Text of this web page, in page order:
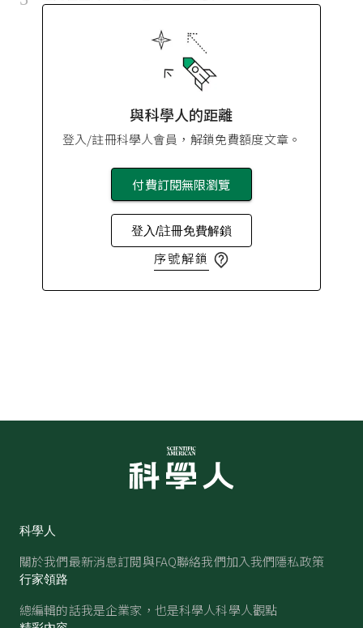
與科學人的距離
登入/註冊科學人會員，解鎖免費額度文章。
付費訂閱無限瀏覽
登入/註冊免費解鎖
序號解鎖
科學人
關於我們最新消息訂閱與FAQ聯絡我們加入我們隱私政策
行家領路
總編輯的話我是企業家，也是科學人科學人觀點